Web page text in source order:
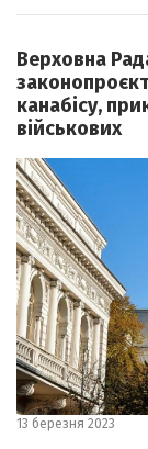
Верховна
канабісу,
військових
13 березня 2023